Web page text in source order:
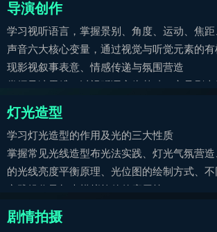
导演创作
学习视听语言，掌握景别、角度、运动、焦距
声音六大核心变量，通过视觉与听觉元素的有
现影视叙事表意、情感传递与氛围营造
局把控，通过独特的叙事设计和镜头运用，赋
属灵魂与艺术价值。
灯光造型
学习灯光造型的作用及光的三大性质
掌握常见光线造型布光法实践、灯光气氛营造
的光线亮度平衡原理、光位图的绘制方式、
剧情拍摄